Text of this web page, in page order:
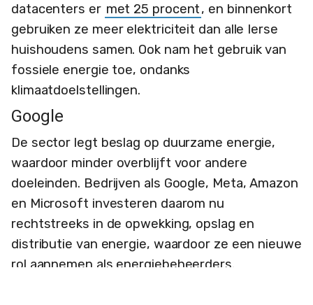
datacenters er met 25 procent, en binnenkort
gebruiken ze meer elektriciteit dan alle Ierse
huishoudens samen. Ook nam het gebruik van
fossiele energie toe, ondanks
klimaatdoelstellingen.
Google
De sector legt beslag op duurzame energie,
waardoor minder overblijft voor andere
doeleinden. Bedrijven als Google, Meta, Amazon
en Microsoft investeren daarom nu
rechtstreeks in de opwekking, opslag en
distributie van energie, waardoor ze een nieuwe
rol aannemen als energiebeheerders.